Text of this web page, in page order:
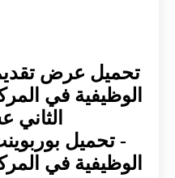
تحميل عرض
الوظيفية في
- تحميل
الوظيفية في